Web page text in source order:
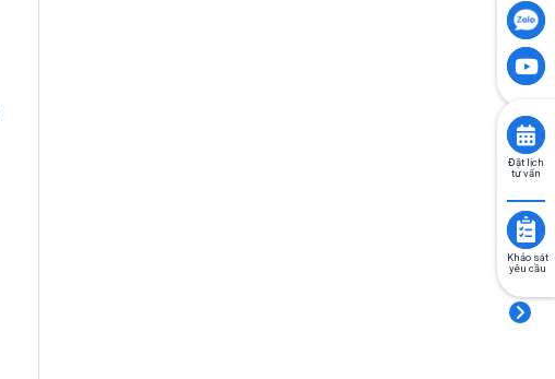
Đặt lịch
tư vấn
Khảo sát
yêu cầu